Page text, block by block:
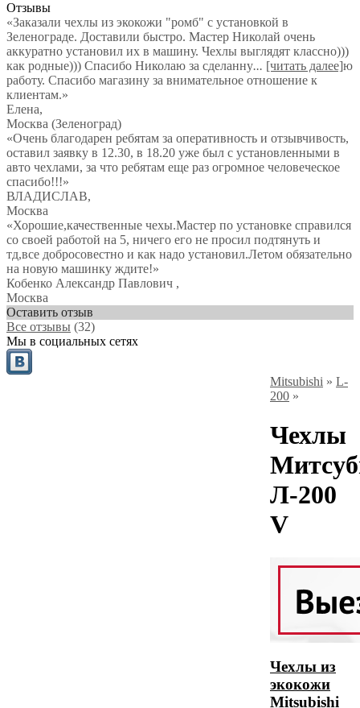
Отзывы
«Заказали чехлы из экокожи "ромб" с установкой в
Зеленограде. Доставили быстро. Мастер Николай очень
аккуратно установил их в машину. Чехлы выглядят классно)))
как родные))) Спасибо Николаю за сделанну... [читать далее]ю
работу. Спасибо магазину за внимательное отношение к
клиентам.»
Елена,
Москва (Зеленоград)
«Очень благодарен ребятам за оперативность и отзывчивость,
оставил заявку в 12.30, в 18.20 уже был с установленными в
авто чехлами, за что ребятам еще раз огромное человеческое
спасибо!!!»
ВЛАДИСЛАВ,
Москва
«Хорошие,качественные чехы.Мастер по установке справился
со своей работой на 5, ничего его не просил подтянуть и
тд,все добросовестно и как надо установил.Летом обязательно
на новую машинку ждите!»
Кобенко Александр Павлович ,
Москва
Оставить отзыв
Все отзывы (32)
Мы в социальных сетях
Mitsubishi » L-
200 »
Чехлы
Л-200
V
Чехлы из
экокожи
Mitsubishi